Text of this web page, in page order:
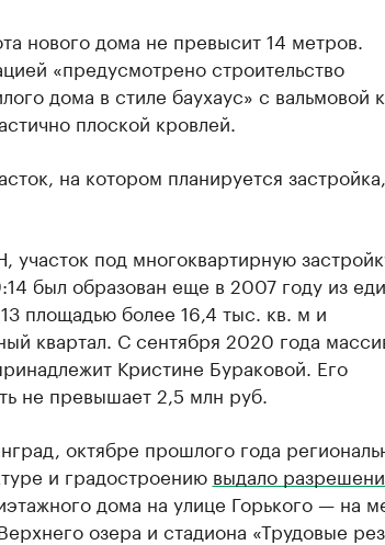
нового дома не превысит 14 метров.
«предусмотрено строительство
дома в стиле баухаус» с вальмовой
плоской кровлей.
на котором планируется
участок под многоквартирную
был образован еще в 2007 году из
площадью более 16,4 тыс. кв. м и
квартал. С сентября 2020 года
Кристине Бураковой. Его
не превышает 2,5 млн руб.
октябре прошлого года
и градостроению выдало
дома на улице Горького — на
озера и стадиона «Трудовые